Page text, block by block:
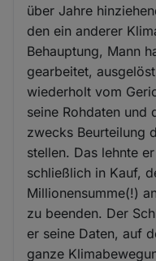
über Jahre
den ein anderer
Behauptung, Mann
gearbeitet,
wiederholt vom
seine Rohdaten und
zwecks Beurteilung
stellen. Das lehnte
schließlich in Kauf,
Millionensumme(!)
zu beenden. Der
er seine Daten, auf
ganze